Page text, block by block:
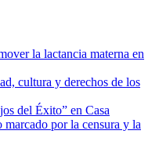
la lactancia materna en
cultura y derechos de los
del Éxito” en Casa
por la censura y la